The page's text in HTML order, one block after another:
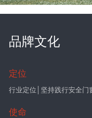
品牌文化
定位
行业定位│坚持践行安全门
使命